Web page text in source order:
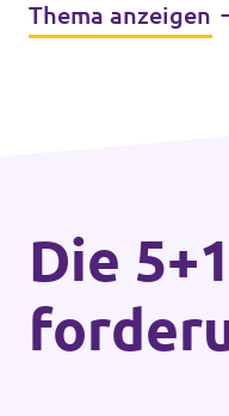
Thema anzeigen
Die